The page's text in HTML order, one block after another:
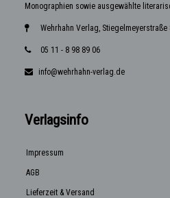
Monographien sowie ausgewählte
Wehrhahn Verlag, Stiegelmeyerstraße
05 11 - 8 98 89 06
info@wehrhahn-verlag.de
Verlagsinfo
Impressum
AGB
Lieferzeit & Versand